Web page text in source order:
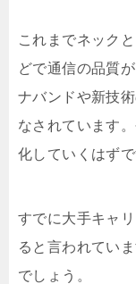
これまでネック
どで通信の品質
ナバンドや新技
なされています
化していくはずで
すでに大手キャ
ると言われてい
でしょう。